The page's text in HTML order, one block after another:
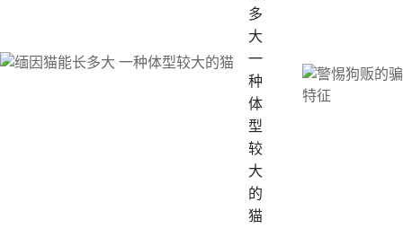
多
大
一
种
体
型
较
大
的
猫